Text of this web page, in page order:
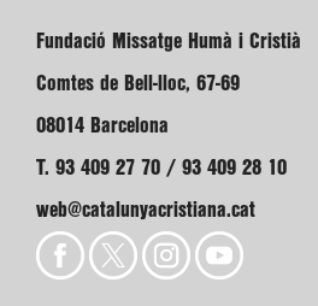
Fundació Missatge Humà i Cristià
Comtes de Bell-lloc, 67-69
08014 Barcelona
T. 93 409 27 70 / 93 409 28 10
web@catalunyacristiana.cat